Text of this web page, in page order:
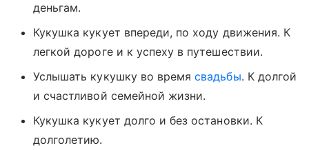
деньгам.
Кукушка кукует впереди, по ходу движения. К
легкой дороге и к успеху в путешествии.
Услышать кукушку во времясвадьбы. К долгой
и счастливой семейной жизни.
Кукушка кукует долго и без остановки. К
долголетию.